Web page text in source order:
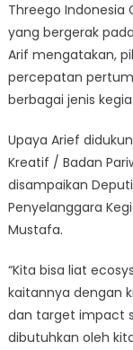
Threego Indonesia
yang bergerak
Arif mengatakan,
percepatan
berbagai jenis
Upaya Arief
Kreatif / Badan
disampaikan
Penyelanggara
Mustafa.
“Kita bisa liat
kaitannya dengan
dan target impact
dibutuhkan oleh